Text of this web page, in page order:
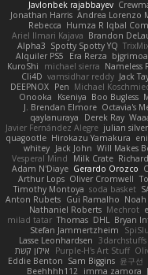
Javlonbek rajabbayev
Jonathan Harris Andrea Lorenzo
Rebecca Humza R Iqbal
Ariel Ilmari Kajava Brandon
Alpha3 Spotty Spotty YQ
Alquiler PS5
Era Rerza
KuroShi
michael sierra Nameless
Cli4D vamsidhar reddy Jack
DEEPNOX Pen Michael
Onooka
Kseniya Boo Bugless
J. Brendan Elmore Octavia's
qaylanuraya
Derek Ray
Javier Fernández Alegre julian silver
quagootle Hirokazu Yamakura
whitey Jack John Will Makes
Vesperal Mind
Milk Crate
Adam N'Diaye Gerardo Orozco
Arthur Lops Oliver Cromwell
Timothy Montoya soda basket
Anton Rubets Gui Ramalho Noah
Nathaniel Roberts Mechrot
milad tatar Thomas DHL Bryan
Stefan Jammertzheim
SpiSlu
Lasse Leonhardsen
3darchstuffs
אילון קשת
Purple-H's Art Stuff
Eddie Benton Sam Biggins 윤구선
Beehhhh112
imma zamora